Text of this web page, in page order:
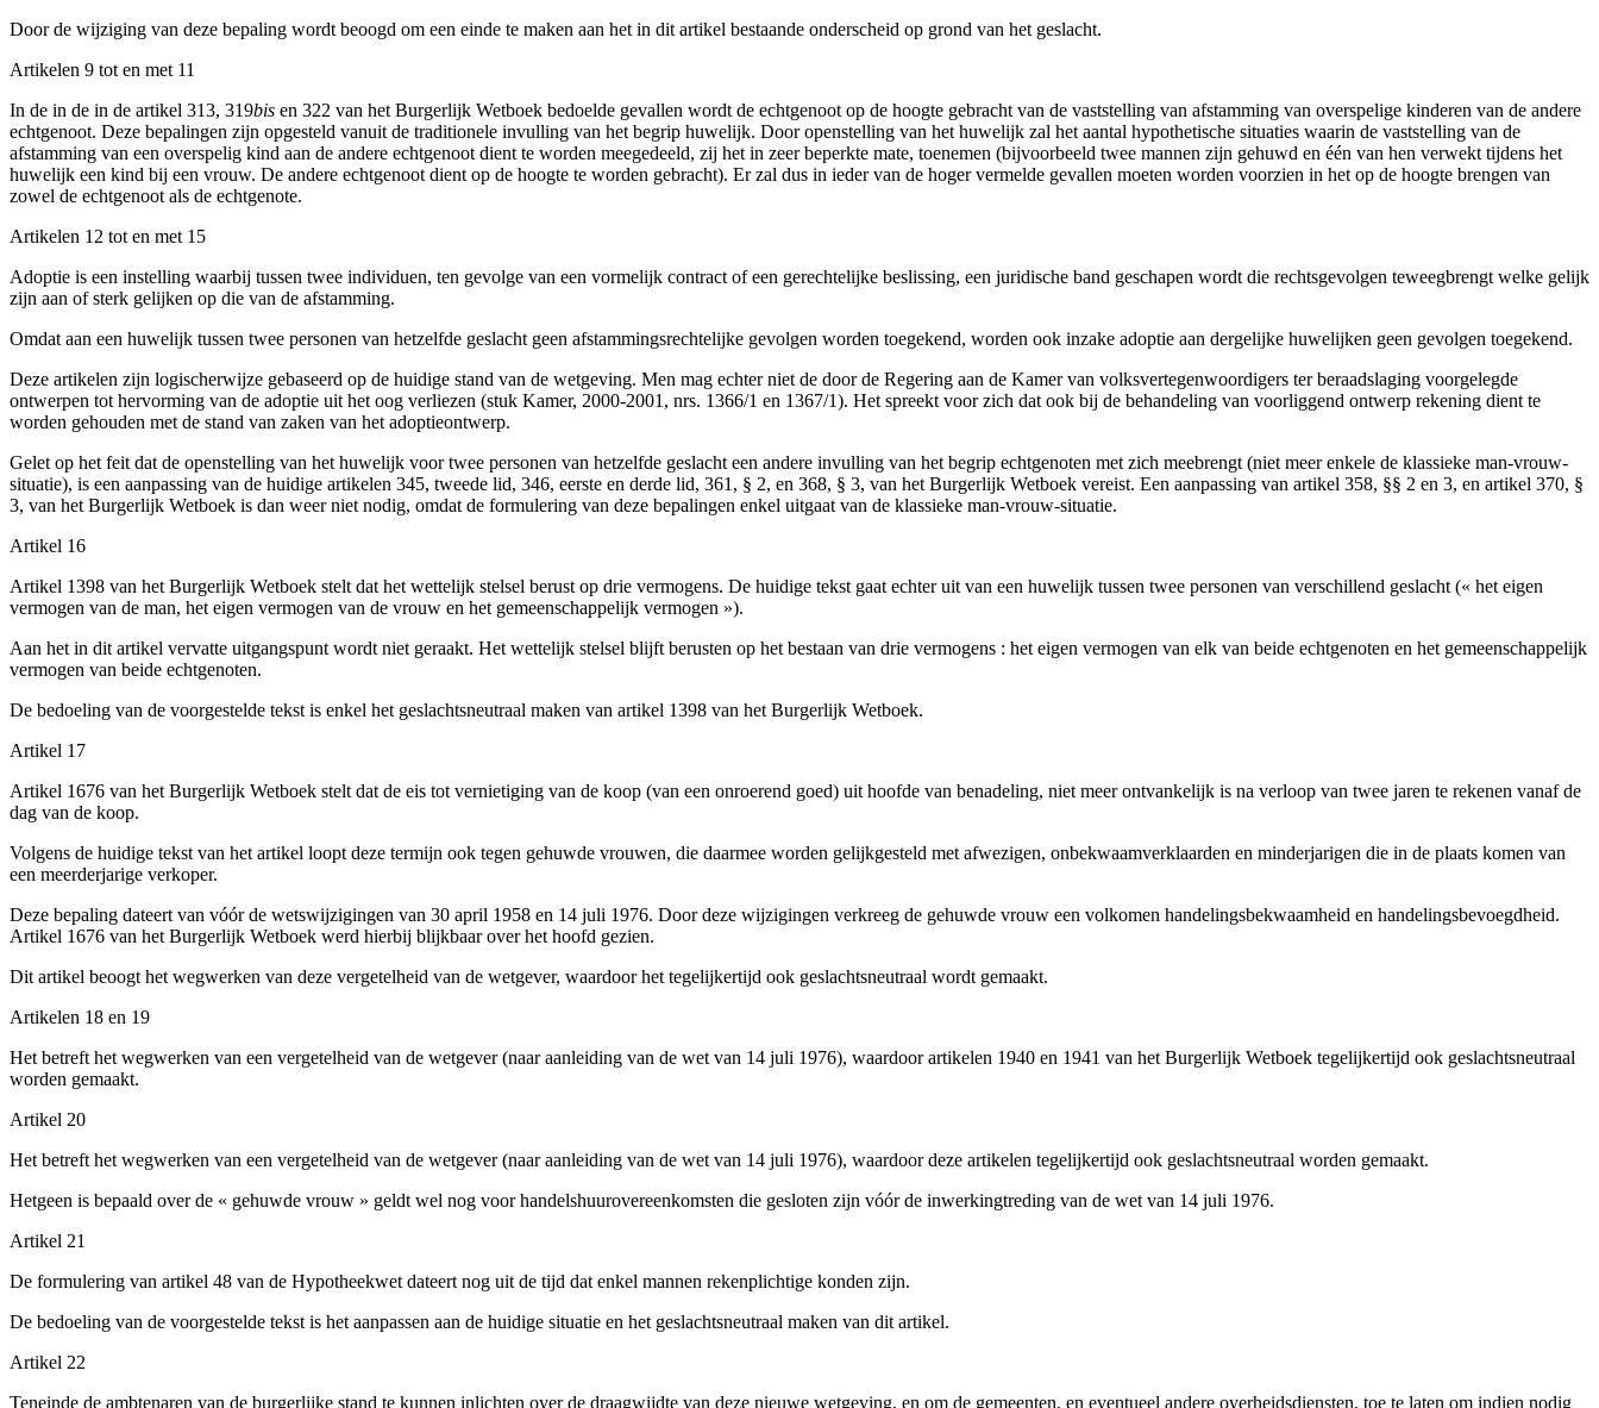
Door de wijziging van deze bepaling wordt beoogd om een einde te maken aan het in dit artikel bestaande onderscheid op grond van het geslacht.
Artikelen 9 tot en met 11
In de in de in de artikel 313, 319bis en 322 van het Burgerlijk Wetboek bedoelde gevallen wordt de echtgenoot op de hoogte gebracht van de vaststelling van afstamming van overspelige kinderen van de andere
echtgenoot. Deze bepalingen zijn opgesteld vanuit de traditionele invulling van het begrip huwelijk. Door openstelling van het huwelijk zal het aantal hypothetische situaties waarin de vaststelling van de
afstamming van een overspelig kind aan de andere echtgenoot dient te worden meegedeeld, zij het in zeer beperkte mate, toenemen (bijvoorbeeld twee mannen zijn gehuwd en één van hen verwekt tijdens het
huwelijk een kind bij een vrouw. De andere echtgenoot dient op de hoogte te worden gebracht). Er zal dus in ieder van de hoger vermelde gevallen moeten worden voorzien in het op de hoogte brengen van
zowel de echtgenoot als de echtgenote.
Artikelen 12 tot en met 15
Adoptie is een instelling waarbij tussen twee individuen, ten gevolge van een vormelijk contract of een gerechtelijke beslissing, een juridische band geschapen wordt die rechtsgevolgen teweegbrengt welke gelijk
zijn aan of sterk gelijken op die van de afstamming.
Omdat aan een huwelijk tussen twee personen van hetzelfde geslacht geen afstammingsrechtelijke gevolgen worden toegekend, worden ook inzake adoptie aan dergelijke huwelijken geen gevolgen toegekend.
Deze artikelen zijn logischerwijze gebaseerd op de huidige stand van de wetgeving. Men mag echter niet de door de Regering aan de Kamer van volksvertegenwoordigers ter beraadslaging voorgelegde
ontwerpen tot hervorming van de adoptie uit het oog verliezen (stuk Kamer, 2000-2001, nrs. 1366/1 en 1367/1). Het spreekt voor zich dat ook bij de behandeling van voorliggend ontwerp rekening dient te
worden gehouden met de stand van zaken van het adoptieontwerp.
Gelet op het feit dat de openstelling van het huwelijk voor twee personen van hetzelfde geslacht een andere invulling van het begrip echtgenoten met zich meebrengt (niet meer enkele de klassieke man-vrouw-
situatie), is een aanpassing van de huidige artikelen 345, tweede lid, 346, eerste en derde lid, 361, § 2, en 368, § 3, van het Burgerlijk Wetboek vereist. Een aanpassing van artikel 358, §§ 2 en 3, en artikel 370, §
3, van het Burgerlijk Wetboek is dan weer niet nodig, omdat de formulering van deze bepalingen enkel uitgaat van de klassieke man-vrouw-situatie.
Artikel 16
Artikel 1398 van het Burgerlijk Wetboek stelt dat het wettelijk stelsel berust op drie vermogens. De huidige tekst gaat echter uit van een huwelijk tussen twee personen van verschillend geslacht (« het eigen
vermogen van de man, het eigen vermogen van de vrouw en het gemeenschappelijk vermogen »).
Aan het in dit artikel vervatte uitgangspunt wordt niet geraakt. Het wettelijk stelsel blijft berusten op het bestaan van drie vermogens : het eigen vermogen van elk van beide echtgenoten en het gemeenschappelijk
vermogen van beide echtgenoten.
De bedoeling van de voorgestelde tekst is enkel het geslachtsneutraal maken van artikel 1398 van het Burgerlijk Wetboek.
Artikel 17
Artikel 1676 van het Burgerlijk Wetboek stelt dat de eis tot vernietiging van de koop (van een onroerend goed) uit hoofde van benadeling, niet meer ontvankelijk is na verloop van twee jaren te rekenen vanaf de
dag van de koop.
Volgens de huidige tekst van het artikel loopt deze termijn ook tegen gehuwde vrouwen, die daarmee worden gelijkgesteld met afwezigen, onbekwaamverklaarden en minderjarigen die in de plaats komen van
een meerderjarige verkoper.
Deze bepaling dateert van vóór de wetswijzigingen van 30 april 1958 en 14 juli 1976. Door deze wijzigingen verkreeg de gehuwde vrouw een volkomen handelingsbekwaamheid en handelingsbevoegdheid.
Artikel 1676 van het Burgerlijk Wetboek werd hierbij blijkbaar over het hoofd gezien.
Dit artikel beoogt het wegwerken van deze vergetelheid van de wetgever, waardoor het tegelijkertijd ook geslachtsneutraal wordt gemaakt.
Artikelen 18 en 19
Het betreft het wegwerken van een vergetelheid van de wetgever (naar aanleiding van de wet van 14 juli 1976), waardoor artikelen 1940 en 1941 van het Burgerlijk Wetboek tegelijkertijd ook geslachtsneutraal
worden gemaakt.
Artikel 20
Het betreft het wegwerken van een vergetelheid van de wetgever (naar aanleiding van de wet van 14 juli 1976), waardoor deze artikelen tegelijkertijd ook geslachtsneutraal worden gemaakt.
Hetgeen is bepaald over de « gehuwde vrouw » geldt wel nog voor handelshuurovereenkomsten die gesloten zijn vóór de inwerkingtreding van de wet van 14 juli 1976.
Artikel 21
De formulering van artikel 48 van de Hypotheekwet dateert nog uit de tijd dat enkel mannen rekenplichtige konden zijn.
De bedoeling van de voorgestelde tekst is het aanpassen aan de huidige situatie en het geslachtsneutraal maken van dit artikel.
Artikel 22
Teneinde de ambtenaren van de burgerlijke stand te kunnen inlichten over de draagwijdte van deze nieuwe wetgeving, en om de gemeenten, en eventueel andere overheidsdiensten, toe te laten om indien nodig